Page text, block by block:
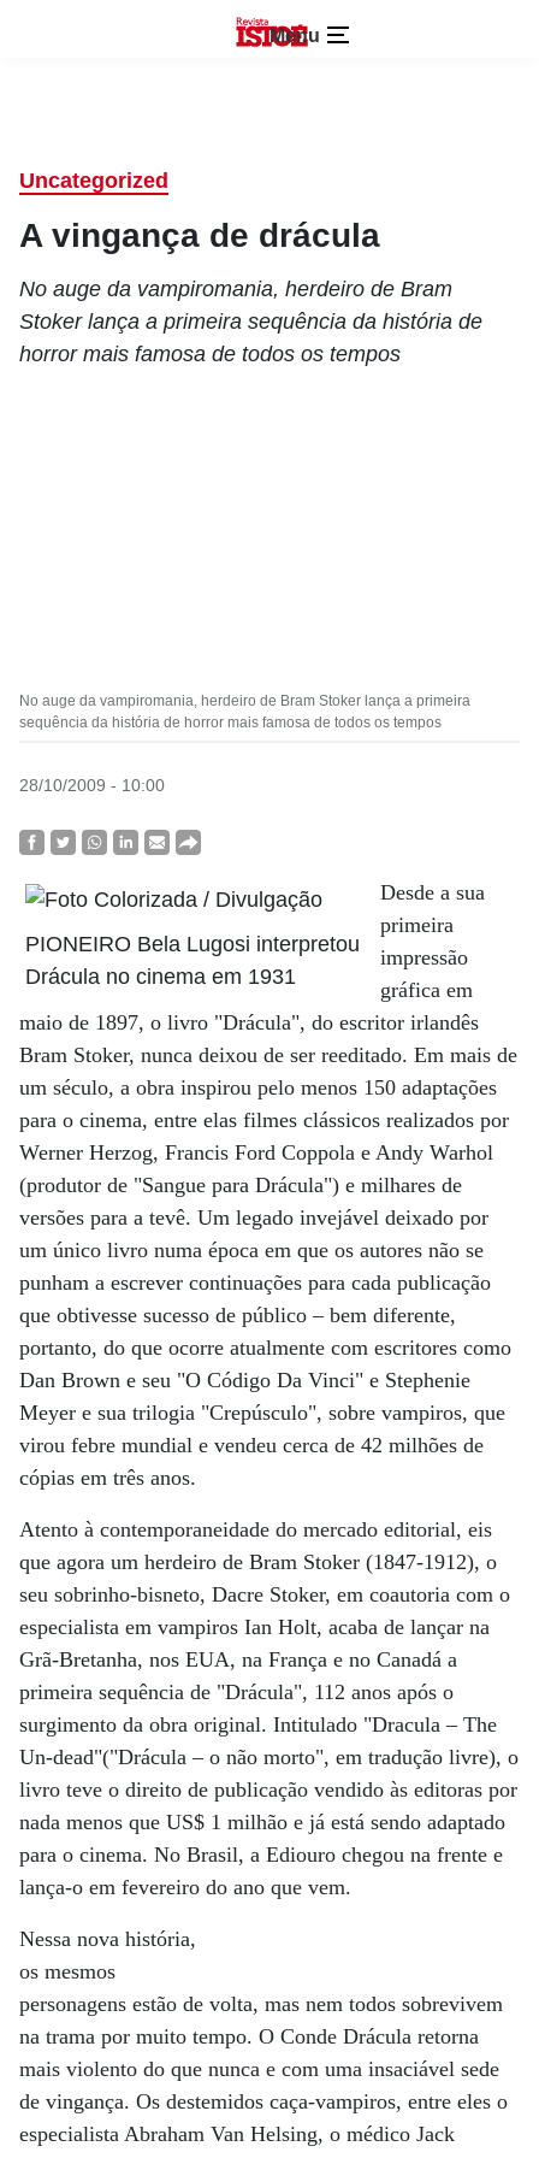
Menu
Uncategorized
A vingança de drácula
No auge da vampiromania, herdeiro de Bram
Stoker lança a primeira sequência da história de
horror mais famosa de todos os tempos
No auge da vampiromania, herdeiro de Bram Stoker lança a primeira
sequência da história de horror mais famosa de todos os tempos
28/10/2009 - 10:00
PIONEIRO Bela Lugosi interpretou
Drácula no cinema em 1931
Desde a sua
primeira
impressão
gráfica em
maio de 1897, o livro "Drácula", do escritor irlandês
Bram Stoker, nunca deixou de ser reeditado. Em mais de
um século, a obra inspirou pelo menos 150 adaptações
para o cinema, entre elas filmes clássicos realizados por
Werner Herzog, Francis Ford Coppola e Andy Warhol
(produtor de "Sangue para Drácula") e milhares de
versões para a tevê. Um legado invejável deixado por
um único livro numa época em que os autores não se
punham a escrever continuações para cada publicação
que obtivesse sucesso de público – bem diferente,
portanto, do que ocorre atualmente com escritores como
Dan Brown e seu "O Código Da Vinci" e Stephenie
Meyer e sua trilogia "Crepúsculo", sobre vampiros, que
virou febre mundial e vendeu cerca de 42 milhões de
cópias em três anos.
Atento à contemporaneidade do mercado editorial, eis
que agora um herdeiro de Bram Stoker (1847-1912), o
seu sobrinho-bisneto, Dacre Stoker, em coautoria com o
especialista em vampiros Ian Holt, acaba de lançar na
Grã-Bretanha, nos EUA, na França e no Canadá a
primeira sequência de "Drácula", 112 anos após o
surgimento da obra original. Intitulado "Dracula – The
Un-dead"("Drácula – o não morto", em tradução livre), o
livro teve o direito de publicação vendido às editoras por
nada menos que US$ 1 milhão e já está sendo adaptado
para o cinema. No Brasil, a Ediouro chegou na frente e
lança-o em fevereiro do ano que vem.
Nessa nova história,
os mesmos
personagens estão de volta, mas nem todos sobrevivem
na trama por muito tempo. O Conde Drácula retorna
mais violento do que nunca e com uma insaciável sede
de vingança. Os destemidos caça-vampiros, entre eles o
especialista Abraham Van Helsing, o médico Jack